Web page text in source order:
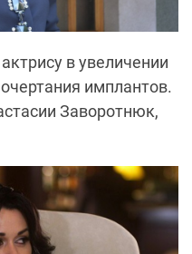
в увеличении
имплантов.
Заворотнюк,